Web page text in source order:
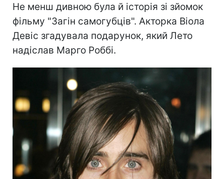
Не менш дивною була й історія зі зйомок
фільму "Загін самогубців". Акторка Віола
Девіс згадувала подарунок, який Лето
надіслав Марго Роббі.